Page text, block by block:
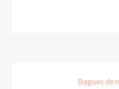
Bagues de